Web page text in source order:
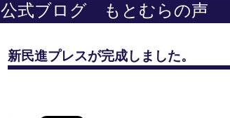
公式ブログ もとむらの声
新民進プレスが完成しました。